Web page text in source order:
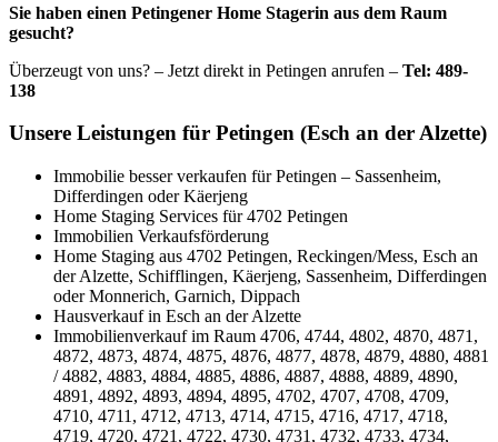
Sie haben einen Petingener Home Stagerin aus dem Raum
gesucht?
Überzeugt von uns? – Jetzt direkt in Petingen anrufen – Tel: 489-
138
Unsere Leistungen für Petingen (Esch an der Alzette)
Immobilie besser verkaufen für Petingen – Sassenheim,
Differdingen oder Käerjeng
Home Staging Services für 4702 Petingen
Immobilien Verkaufsförderung
Home Staging aus 4702 Petingen, Reckingen/Mess, Esch an
der Alzette, Schifflingen, Käerjeng, Sassenheim, Differdingen
oder Monnerich, Garnich, Dippach
Hausverkauf in Esch an der Alzette
Immobilienverkauf im Raum 4706, 4744, 4802, 4870, 4871,
4872, 4873, 4874, 4875, 4876, 4877, 4878, 4879, 4880, 4881
/ 4882, 4883, 4884, 4885, 4886, 4887, 4888, 4889, 4890,
4891, 4892, 4893, 4894, 4895, 4702, 4707, 4708, 4709,
4710, 4711, 4712, 4713, 4714, 4715, 4716, 4717, 4718,
4719, 4720, 4721, 4722, 4730, 4731, 4732, 4733, 4734,